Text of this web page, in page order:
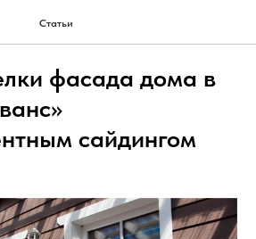
Статьи
фасада дома в
сайдингом